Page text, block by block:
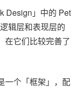
Design」中的 Pet
辑层和表现层的
在它们比较完善了
一个「框架」，配